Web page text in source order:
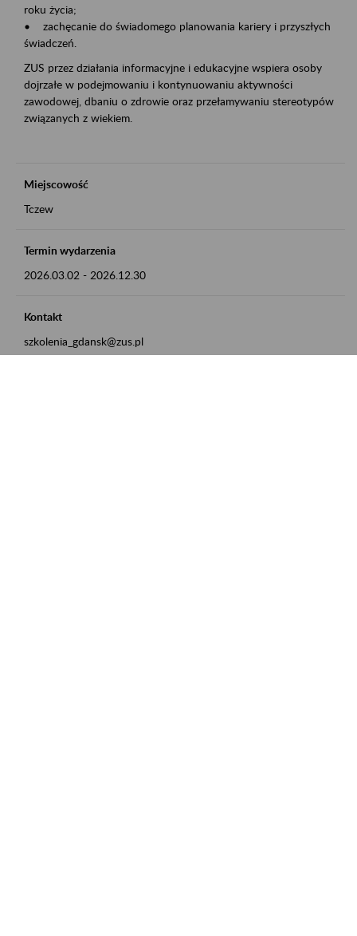
roku życia;
• zachęcanie do świadomego planowania kariery i przyszłych
świadczeń.
ZUS przez działania informacyjne i edukacyjne wspiera osoby
dojrzałe w podejmowaniu i kontynuowaniu aktywności
zawodowej, dbaniu o zdrowie oraz przełamywaniu stereotypów
związanych z wiekiem.
Miejscowość
Tczew
Termin wydarzenia
2026.03.02 - 2026.12.30
Kontakt
szkolenia_gdansk@zus.pl